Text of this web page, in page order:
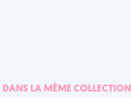
DANS LA MÊME COLLECTION